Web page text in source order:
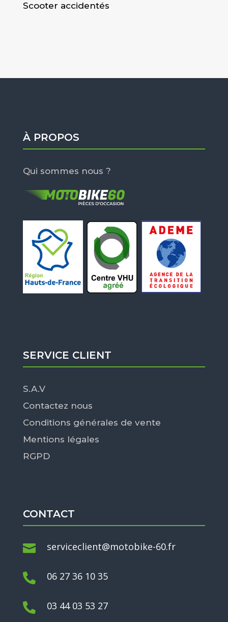
Scooter accidentés
À PROPOS
Qui sommes nous ?
SERVICE CLIENT
S.A.V
Contactez nous
Conditions générales de vente
Mentions légales
RGPD
CONTACT
 serviceclient@motobike-60.fr
 06 27 36 10 35
 03 44 03 53 27